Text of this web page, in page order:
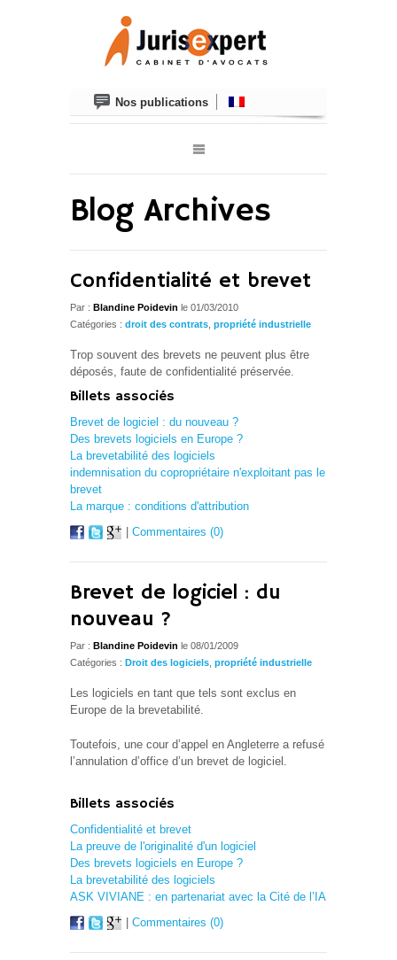
Nos publications
Blog Archives
Confidentialité et brevet
Par : Blandine Poidevin le 01/03/2010
Catégories : droit des contrats propriété industrielle
Trop souvent des brevets ne peuvent plus être
déposés, faute de confidentialité préservée.
Billets associés
Brevet de logiciel : du nouveau ?
Des brevets logiciels en Europe ?
La brevetabilité des logiciels
indemnisation du copropriétaire n'exploitant pas le
brevet
La marque : conditions d'attribution
Commentaires (0)
Brevet de logiciel : du
nouveau ?
Par : Blandine Poidevin le 08/01/2009
Catégories : Droit des logiciels propriété industrielle
Les logiciels en tant que tels sont exclus en
Europe de la brevetabilité.
Toutefois, une cour d’appel en Angleterre a refusé
l’annulation d’office d’un brevet de logiciel.
Billets associés
Confidentialité et brevet
La preuve de l'originalité d'un logiciel
Des brevets logiciels en Europe ?
La brevetabilité des logiciels
ASK VIVIANE : en partenariat avec la Cité de l’IA
Commentaires (0)